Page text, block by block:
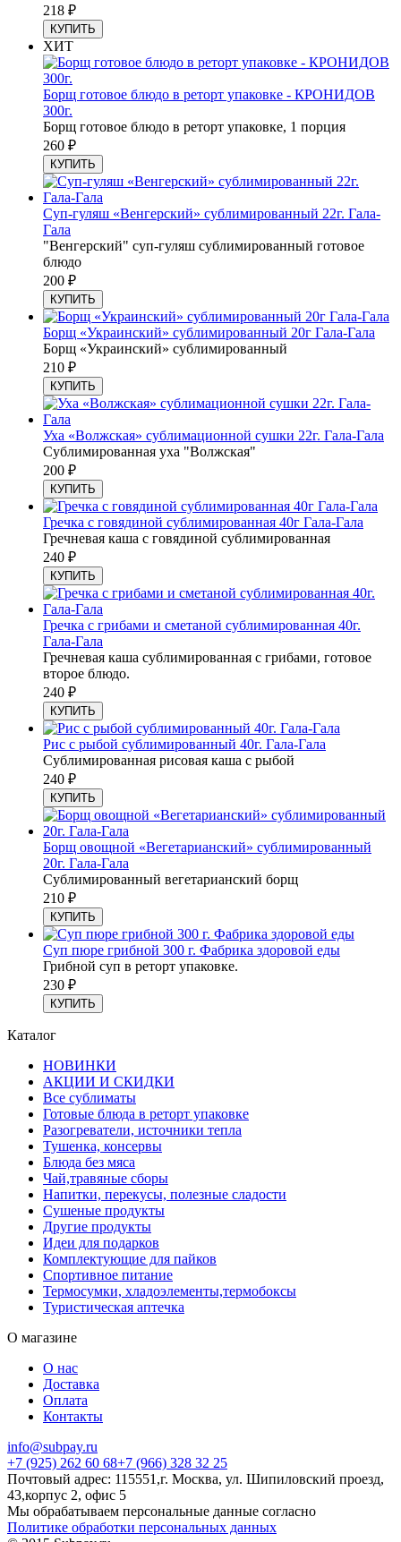
218 ₽
КУПИТЬ
ХИТ
Борщ готовое блюдо в реторт упаковке - КРОНИДОВ
300г.
Борщ готовое блюдо в реторт упаковке, 1 порция
260 ₽
КУПИТЬ
Суп-гуляш «Венгерский» сублимированный 22г. Гала-
Гала
"Венгерский" суп-гуляш сублимированный готовое
блюдо
200 ₽
КУПИТЬ
Борщ «Украинский» сублимированный 20г Гала-Гала
Борщ «Украинский» сублимированный
210 ₽
КУПИТЬ
Уха «Волжская» сублимационной сушки 22г. Гала-Гала
Сублимированная уха "Волжская"
200 ₽
КУПИТЬ
Гречка с говядиной сублимированная 40г Гала-Гала
Гречневая каша с говядиной сублимированная
240 ₽
КУПИТЬ
Гречка с грибами и сметаной сублимированная 40г.
Гала-Гала
Гречневая каша сублимированная с грибами, готовое
второе блюдо.
240 ₽
КУПИТЬ
Рис с рыбой сублимированный 40г. Гала-Гала
Сублимированная рисовая каша с рыбой
240 ₽
КУПИТЬ
Борщ овощной «Вегетарианский» сублимированный
20г. Гала-Гала
Сублимированный вегетарианский борщ
210 ₽
КУПИТЬ
Суп пюре грибной 300 г. Фабрика здоровой еды
Грибной суп в реторт упаковке.
230 ₽
КУПИТЬ
Каталог
НОВИНКИ
АКЦИИ И СКИДКИ
Все сублиматы
Готовые блюда в реторт упаковке
Разогреватели, источники тепла
Тушенка, консервы
Блюда без мяса
Чай,травяные сборы
Напитки, перекусы, полезные сладости
Сушеные продукты
Другие продукты
Идеи для подарков
Комплектующие для пайков
Спортивное питание
Термосумки, хладоэлементы,термобоксы
Туристическая аптечка
О магазине
О нас
Доставка
Оплата
Контакты
info@subpay.ru
+7 (925) 262 60 68+7 (966) 328 32 25
Почтовый адрес: 115551,г. Москва, ул. Шипиловский проезд,
43,корпус 2, офис 5
Мы обрабатываем персональные данные согласно
Политике обработки персональных данных